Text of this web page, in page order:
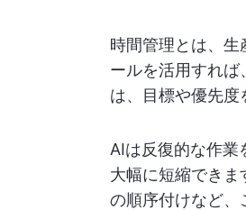
時間管理とは、
ールを活用すれば
は、目標や優先度
AIは反復的な作業
大幅に短縮できま
の順序付けなど、